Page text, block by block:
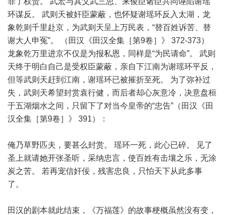
环谋反。 武则天被奸臣蒙蔽，也怀疑谢瑶环反入太湖，龙
象乾则千里赴京，为武则天呈上万民表，“替百姓诉苦、替
谢大人申冤”。 （田汉《田汉全集［第9卷］》 372-373）
龙象乾万里进京不仅是为报私恩，同样是“为民请命”。 武则
天终于明白自己是受权臣蒙蔽，亲自下江南为谢瑶环平反，
但等武则天赶到江南，谢瑶环已被摧折至死。 为了弥补过
失，武则天希望封赏袁行健，而后者却心灰意冷，决意盘桓
于五湖烟水之间，只留下了对当今皇帝的“忠告”（田汉《田
汉全集［第9卷］》 391）：
俺乃草野匹夫，要甚么封赏。 瑶环一死，此心已碎。 见了
圣上就请她开张圣听，采纳忠言，使百姓有击壤之乐，无涂
炭之苦。 若再宠信奸佞，残害忠良，只怕天下从此多事
了。
田汉的剧本就此结束，《万福莲》的故事梗概虽然没有变，